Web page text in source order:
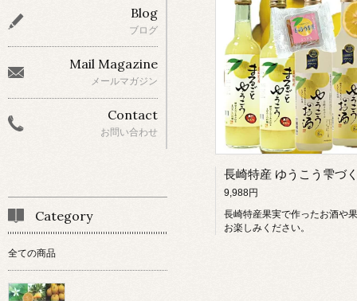
9,988円
長崎特産果実で作ったお酒や
お楽しみください。
Blog
ブログ
Mail Magazine
メールマガジン
Contact
お問い合わせ
Category
全ての商品